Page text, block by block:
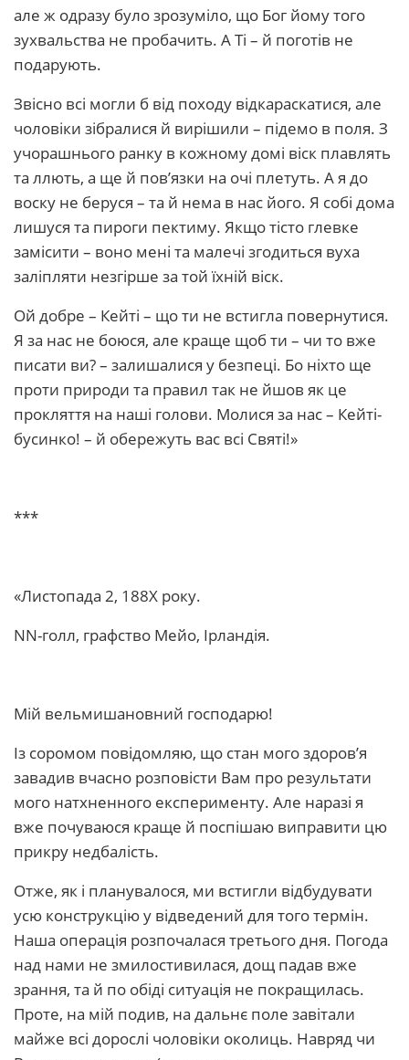
але ж одразу було зрозуміло, що Бог йому того
зухвальства не пробачить. А Ті – й поготів не
подарують.
Звісно всі могли б від походу відкараскатися, але
чоловіки зібралися й вирішили – підемо в поля. З
учорашнього ранку в кожному домі віск плавлять
та ллють, а ще й пов’язки на очі плетуть. А я до
воску не беруся – та й нема в нас його. Я собі дома
лишуся та пироги пектиму. Якщо тісто глевке
замісити – воно мені та малечі згодиться вуха
заліпляти незгірше за той їхній віск.
Ой добре – Кейті – що ти не встигла повернутися.
Я за нас не боюся, але краще щоб ти – чи то вже
писати ви? – залишалися у безпеці. Бо ніхто ще
проти природи та правил так не йшов як це
прокляття на наші голови. Молися за нас – Кейті-
бусинко! – й обережуть вас всі Святі!»
***
«Листопада 2, 188Х року.
NN-голл, графство Мейо, Ірландія.
Мій вельмишановний господарю!
Із соромом повідомляю, що стан мого здоров’я
завадив вчасно розповісти Вам про результати
мого натхненного експерименту. Але наразі я
вже почуваюся краще й поспішаю виправити цю
прикру недбалість.
Отже, як і планувалося, ми встигли відбудувати
усю конструкцію у відведений для того термін.
Наша операція розпочалася третього дня. Погода
над нами не змилостивилася, дощ падав вже
зрання, та й по обіді ситуація не покращилась.
Проте, на мій подив, на дальнє поле завітали
майже всі дорослі чоловіки околиць. Навряд чи